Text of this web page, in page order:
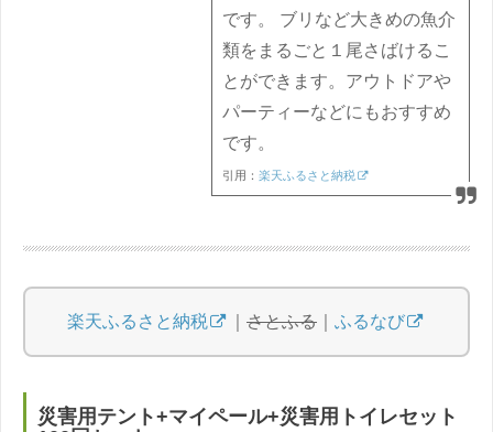
です。 ブリなど大きめの魚介
類をまるごと１尾さばけるこ
とができます。アウトドアや
パーティーなどにもおすすめ
です。
引用： 楽天ふるさと納税
楽天ふるさと納税 さとふる ふるなび
災害用テント+マイペール+災害用トイレセット